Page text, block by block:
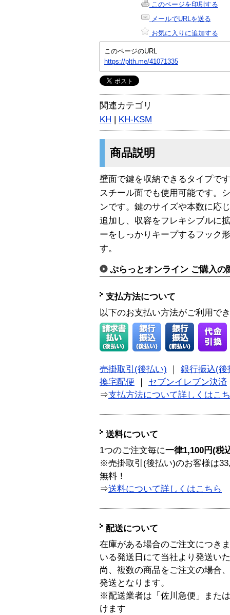
このページを印刷する
メールでURLを送る
お気に入りに追加する
このページのURL
https://plth.me/41071335
関連カテゴリ
KH | KH-KSM
商品説明
壁面で鍵を収納できるタイプで
スチール面でも使用可能です。
ンです。鍵のサイズや本数に応
追加し、収容をフレキシブルに
ーをしっかりキープするフック
す。
ぷらっとオンライン ご購入の
支払方法について
以下のお支払い方法がご利用で
売掛取引(後払い)
銀行振込(後
換宅配便
セブンイレブン決済
⇒支払方法について詳しくはこ
送料について
1つのご注文毎に一律1,100円(税
※売掛取引(後払い)のお客様は
無料！
⇒送料について詳しくはこちら
配送について
在庫がある場合のご注文につき
いる発送日にて当社より発送い
尚、複数の商品をご注文の場合
発送となります。
※配送業者は「佐川急便」また
けます